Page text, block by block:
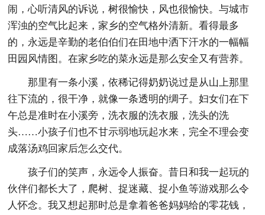
闹，心听清风的诉说，树很愉快，风也很愉快。与城市
浑浊的空气比起来，家乡的空气格外清新。看得最多
的，永远是辛勤的老伯伯们在田地中洒下汗水的一幅幅
田园风情图。在家乡吃的菜永远是那么安全又有营养。
那里有一条小溪，依稀记得奶奶说过是从山上那里
往下流的，很干净，就像一条透明的绸子。妇女们在下
午总是准时在小溪旁，洗衣服的洗衣服，洗头的洗
头……小孩子们也不甘示弱地玩起水来，完全不理会变
成落汤鸡回家后怎么交代。
孩子们的笑声，永远令人振奋。昔日和我一起玩的
伙伴们都长大了，爬树、捉迷藏、捉小鱼等游戏那么令
人怀念。我又想起那时总是拿着爸爸妈妈给的零花钱，